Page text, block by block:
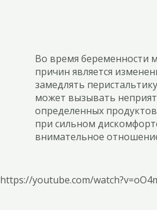
Во время беременности
причин является
замедлять
может вызывать
определенных
при сильном
внимательное
https://youtube.com/